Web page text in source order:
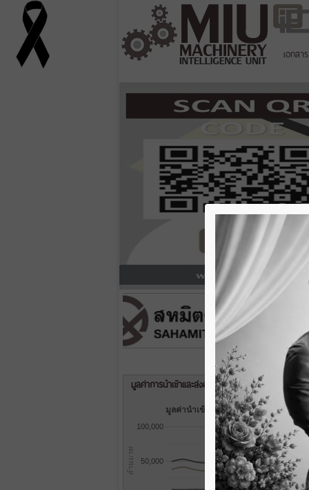
เอกสาร
มูลค่าการนำเข้าและส่งออกของไทย
มูลค่านำเข้า มิ.ย. 2568 - มิ.ย. 2569
50,000
100,000
ล้านบาท